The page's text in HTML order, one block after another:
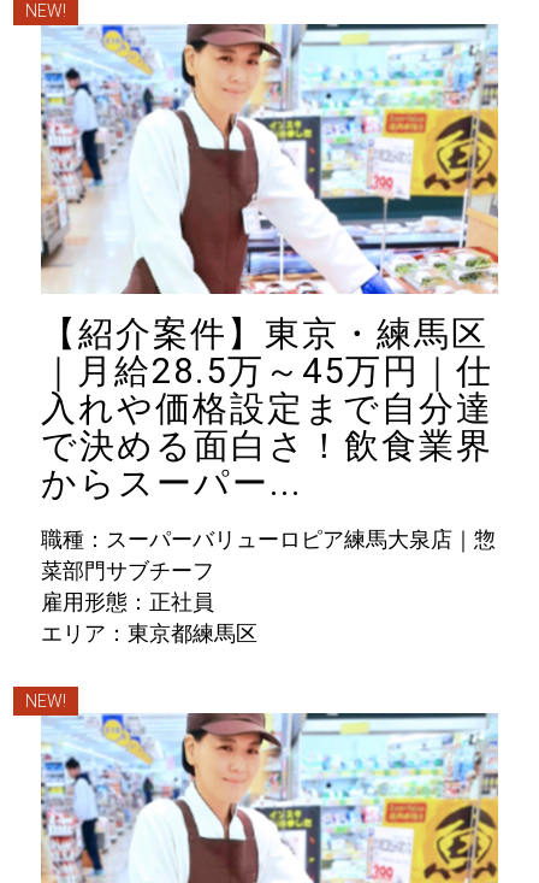
NEW!
【紹介案件】東京・練馬区
｜月給28.5万～45万円｜仕
入れや価格設定まで自分達
で決める面白さ！飲食業界
からスーパー...
職種：スーパーバリューロピア練馬大泉店｜惣
菜部門サブチーフ
雇用形態：正社員
エリア：東京都練馬区
NEW!